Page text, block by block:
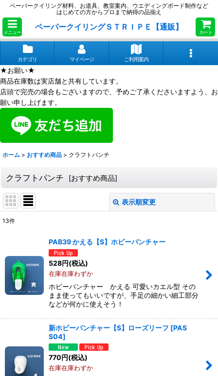
ペーパークイリング材料、お道具、教室案内、ウエディングボード制作など
はじめての方からプロまで納得の品揃え
メニュー
ペーパークイリングＳＴＲＩＰＥ【通販】
カート
カテゴリ マイページ ご利用案内
★お願い★
商品在庫数は実店舗と共有しています。
店頭で完売の場合もございますので、予めご了承くださいますよう、お
願い申し上げます。
ホーム > おすすめ商品 > クラフトパンチ
クラフトパンチ [おすすめ商品]
表示順変更
並び順:
絞り込む
13件
PAB39 かえる【S】ホビーパンチャー
528円(税込)
在庫在庫わずか
ホビーパンチャー かえる 可愛いカエル型 その
まま使ってもいいですが、手足の細かい細工部分
などが何かに使えそう！
新ホビーパンチャー【S】ローズリーフ [PAS
S04]
770円(税込)
在庫在庫わずか